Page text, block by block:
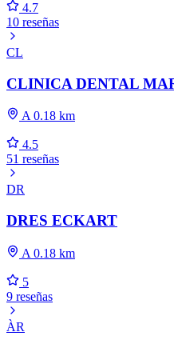
4.7
10 reseñas
CL
CLINICA DENTAL
A 0.18 km
4.5
51 reseñas
DR
DRES ECKART
A 0.18 km
5
9 reseñas
ÀR